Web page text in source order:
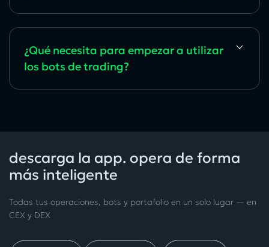
¿Qué necesita para empezar a utilizar
los bots de trading?
descarga la app. opera de forma
más inteligente
Todas tus operaciones, bots y portafolio en un solo lugar — en
CEX y DEX